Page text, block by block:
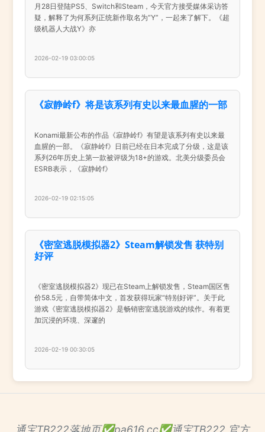
月28日登陆PS5、Switch和Steam，今天官方接受媒体采访答
疑，解释了为何系列正统新作取名为“Y”，一起来了解下。《超
级机器人大战Y》亦
2026-02-19 03:00:05
《寂静岭f》将是该系列有史以来最血腥的一部
Konami最新公布的作品《寂静岭f》有望是该系列有史以来最
血腥的一部。《寂静岭f》日前已经在日本完成了分级，这是该
系列26年历史上第一款被评级为18+的游戏。北美分级委员会
ESRB表示，《寂静岭f》
2026-02-19 02:15:05
《密室逃脱模拟器2》Steam解锁发售 获特别
好评
《密室逃脱模拟器2》现已在Steam上解锁发售，Steam国区售
价58.5元，自带简体中文，首发获得玩家“特别好评”。关于此
游戏《密室逃脱模拟器2》是畅销密室逃脱游戏的续作。有着更
加沉浸的环境、深邃的
2026-02-19 00:30:05
通宝TB222落地页✅pa616.cc✅通宝TB222 官方